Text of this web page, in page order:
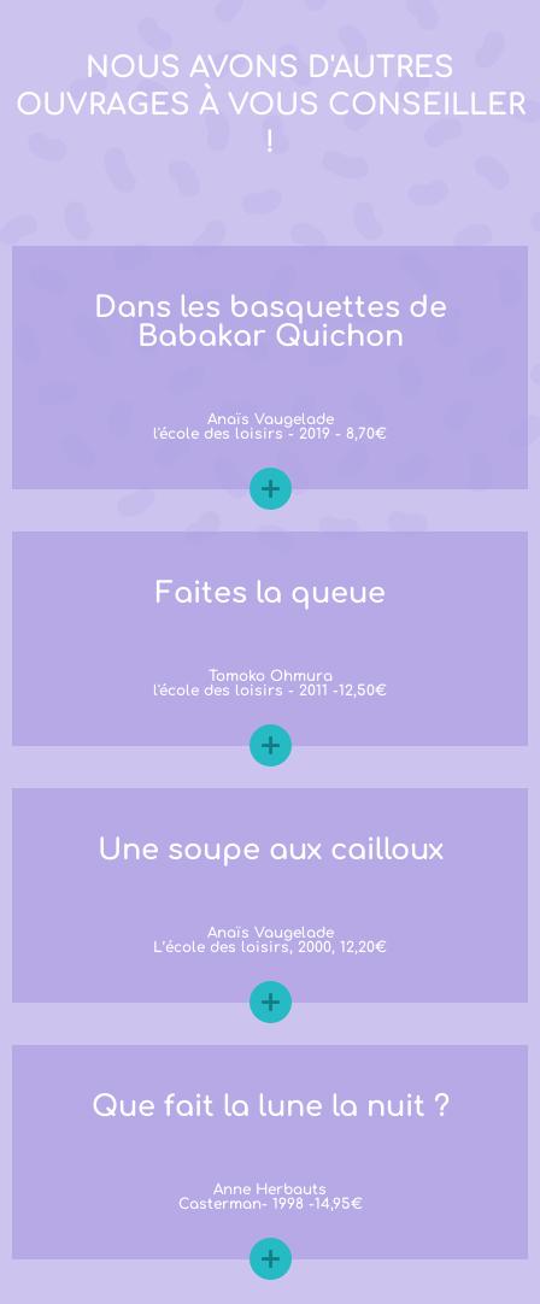
NOUS AVONS D'AUTRES
OUVRAGES À VOUS CONSEILLER
!
Dans les basquettes de
Babakar Quichon
Anaïs Vaugelade
l'école des loisirs - 2019 - 8,70€
Faites la queue
Tomoko Ohmura
l'école des loisirs - 2011 -12,50€
Une soupe aux cailloux
Anaïs Vaugelade
L’école des loisirs, 2000, 12,20€
Que fait la lune la nuit ?
Anne Herbauts
Casterman- 1998 -14,95€